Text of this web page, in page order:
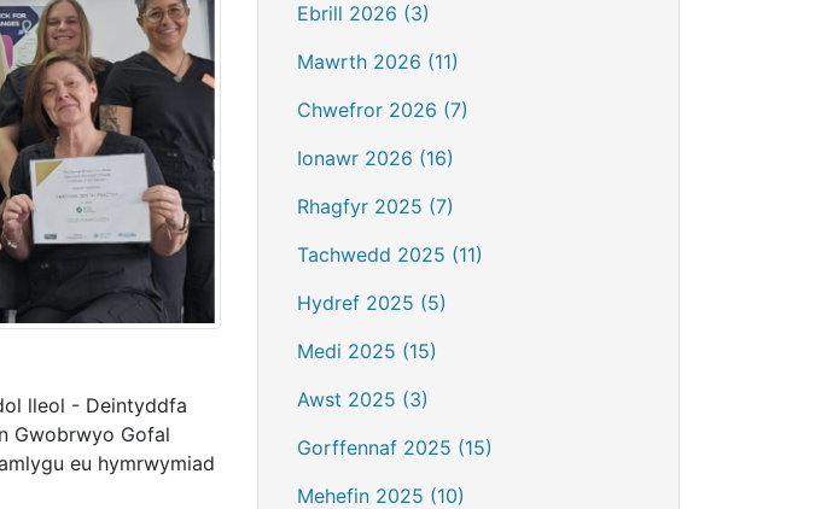
lleol - Deintyddfa
Gwobrwyo Gofal
eu hymrwymiad
Ebrill 2026 (3)
Mawrth 2026 (11)
Chwefror 2026 (7)
Ionawr 2026 (16)
Rhagfyr 2025 (7)
Tachwedd 2025 (11)
Hydref 2025 (5)
Medi 2025 (15)
Awst 2025 (3)
Gorffennaf 2025 (15)
Mehefin 2025 (10)